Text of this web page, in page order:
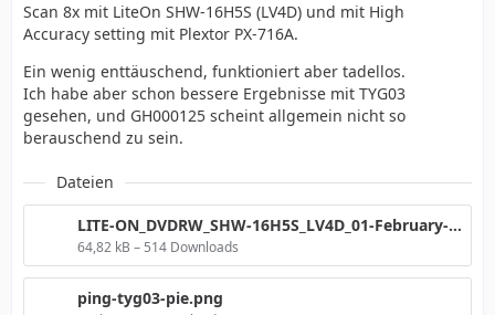
Scan 8x mit LiteOn SHW-16H5S (LV4D) und mit High
Accuracy setting mit Plextor PX-716A.
Ein wenig enttäuschend, funktioniert aber tadellos.
Ich habe aber schon bessere Ergebnisse mit TYG03
gesehen, und GH000125 scheint allgemein nicht so
berauschend zu sein.
Dateien
LITE-ON_DVDRW_SHW-16H5S_LV4D_01-February-2007_22_42_TYG03.png
64,82 kB – 514 Downloads
ping-tyg03-pie.png